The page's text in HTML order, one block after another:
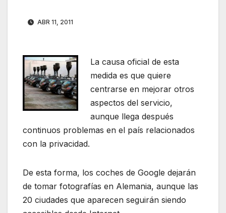
ABR 11, 2011
La causa oficial de esta
medida es que quiere
centrarse en mejorar otros
aspectos del servicio,
aunque llega después
continuos problemas en el país relacionados
con la privacidad.
De esta forma, los coches de Google dejarán
de tomar fotografías en Alemania, aunque las
20 ciudades que aparecen seguirán siendo